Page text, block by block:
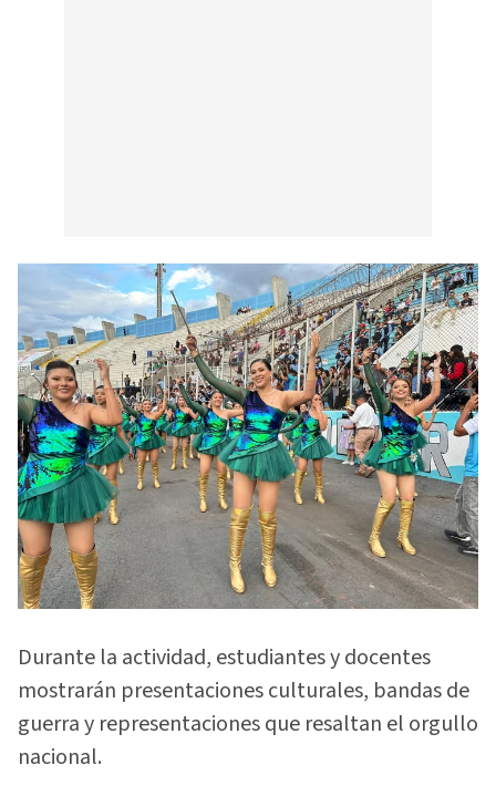
Durante la actividad, estudiantes y docentes
mostrarán presentaciones culturales, bandas de
guerra y representaciones que resaltan el orgullo
nacional.